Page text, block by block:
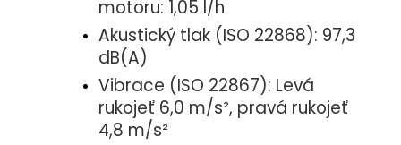
motoru: 1,05 l/h
Akustický tlak (ISO 22868): 97,3
dB(A)
Vibrace (ISO 22867): Levá
rukojeť 6,0 m/s², pravá rukojeť
4,8 m/s²